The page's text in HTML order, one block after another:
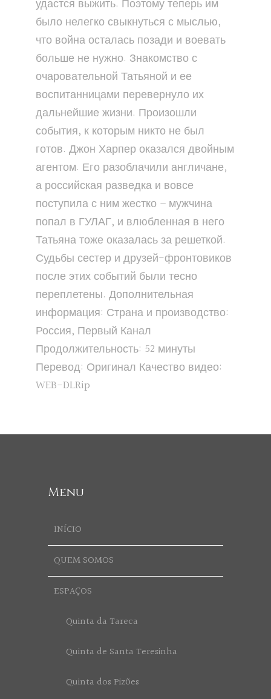
удастся выжить. Поэтому теперь им
было нелегко свыкнуться с мыслью,
что война осталась позади и воевать
больше не нужно. Знакомство с
очаровательной Татьяной и ее
воспитанницами перевернуло их
дальнейшие жизни. Произошли
события, к которым никто не был
готов. Джон Харпер оказался двойным
агентом. Его разоблачили англичане,
а российская разведка и вовсе
поступила с ним жестко – мужчина
попал в ГУЛАГ, и влюбленная в него
Татьяна тоже оказалась за решеткой.
Судьбы сестер и друзей-фронтовиков
после этих событий были тесно
переплетены. Дополнительная
информация: Страна и производство:
Россия, Первый Канал
Продолжительность: 52 минуты
Перевод: Оригинал Качество видео:
WEB-DLRip
Menu
INÍCIO
QUEM SOMOS
ESPAÇOS
Quinta da Tareca
Quinta de Santa Teresinha
Quinta dos Pizões